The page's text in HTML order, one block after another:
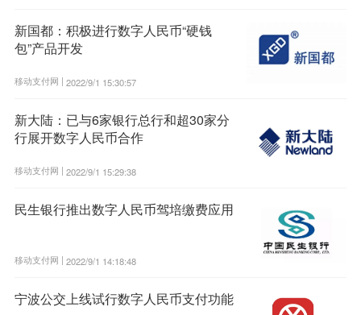
新国都：积极进行数字人民币“硬钱
包”产品开发
移动支付网 | 2022/9/1 15:30:57
新大陆：已与6家银行总行和超30家分
行展开数字人民币合作
移动支付网 | 2022/9/1 15:29:38
民生银行推出数字人民币驾培缴费应用
移动支付网 | 2022/9/1 14:18:48
宁波公交上线试行数字人民币支付功能